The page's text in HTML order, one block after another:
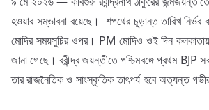
হওয়ার সম্ভাবনা রয়েছে। শপথের চূড়ান্ত তারিখ নির্ভর
মোদির সময়সুচির ওপর। PM মোদিও ওই দিন
জানা গেছে। রবীন্দ্র জয়ন্তীতে পশ্চিমবঙ্গে প্রথম BJP
তার রাজনৈতিক ও সাংস্কৃতিক তাৎপর্য হবে অত্যন্ত